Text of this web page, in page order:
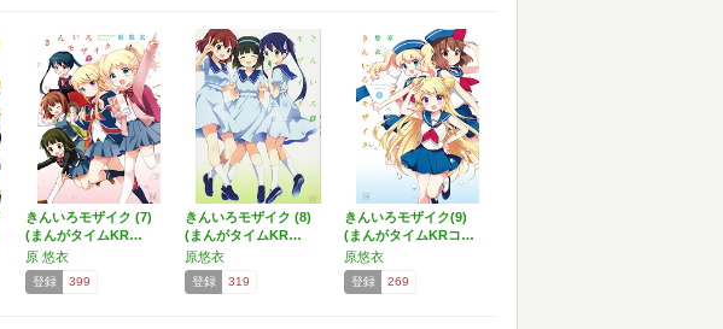
きんいろモザイク (7)
(まんがタイムKR…
原 悠衣
登録 399
きんいろモザイク (8)
(まんがタイムKR…
原悠衣
登録 319
きんいろモザイク(9)
(まんがタイムKRコ…
原悠衣
登録 269